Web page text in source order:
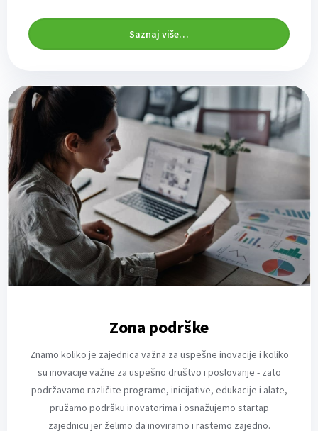
Saznaj više…
Zona podrške
Znamo koliko je zajednica važna za uspešne inovacije i koliko
su inovacije važne za uspešno društvo i poslovanje - zato
podržavamo različite programe, inicijative, edukacije i alate,
pružamo podršku inovatorima i osnažujemo startap
zajednicu jer želimo da inoviramo i rastemo zajedno.